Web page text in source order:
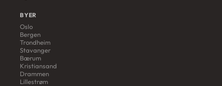
BYER
Oslo
Bergen
Trondheim
Stavanger
Bærum
Kristiansand
Drammen
Lillestrøm